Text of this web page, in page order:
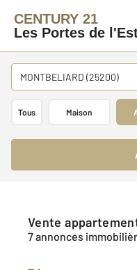
CENTURY 21
Les Portes de
MONTBELIARD (25200)
Tous Maison
Vente
7 annonces